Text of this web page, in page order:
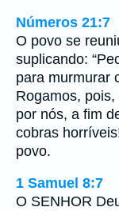
Números 21:7
O povo se
suplicando:
para murmurar
Rogamos,
por nós, a fim
cobras
povo.
1 Samuel 8:7
O SENHOR